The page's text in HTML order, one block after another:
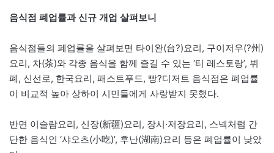
음식점 폐업률과 신규 개업 살펴보니
음식점들의 폐업률을 살펴보면 타이완(台?)요리, 구이저우(?州)
요리, 차(茶)와 각종 음식을 함께 즐길 수 있는 ‘티 레스토랑’, 뷔
폐, 신선로, 한국요리, 패스트푸드, 빵?디저트 음식점은 폐업률
이 비교적 높아 상하이 시민들에게 사랑받지 못했다.
반면 이슬람요리, 신장(新疆)요리, 장시·저장요리, 스넥처럼 간
단한 음식인 ‘샤오츠(小吃)’, 후난(湖南)요리 등은 폐업률이 낮았